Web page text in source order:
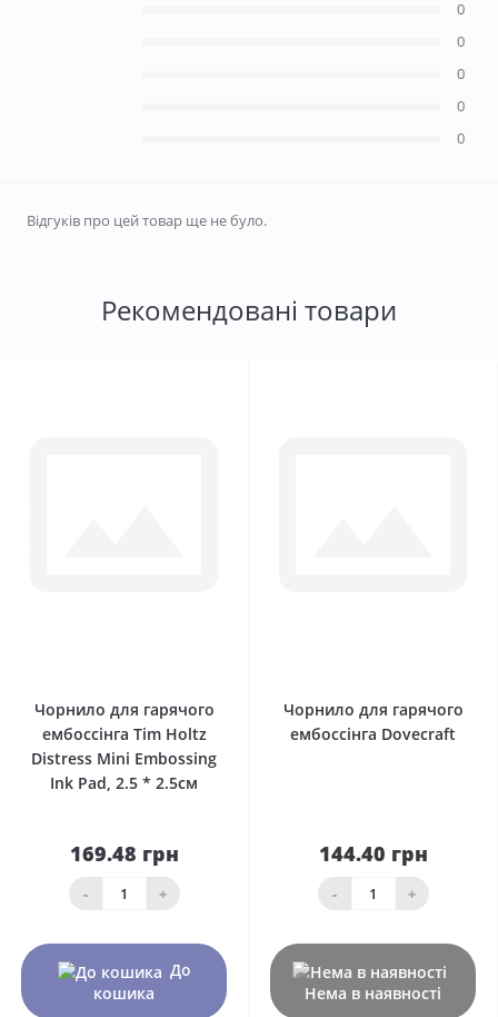
0
0
0
0
0
Відгуків про цей товар ще не було.
Рекомендовані товари
Чорнило для гарячого
ембоссінга Tim Holtz
Distress Mini Embossing
Ink Pad, 2.5 * 2.5см
169.48 грн
- +
До
кошика
Чорнило для гарячого
ембоссінга Dovecraft
144.40 грн
- +
Нема в наявності